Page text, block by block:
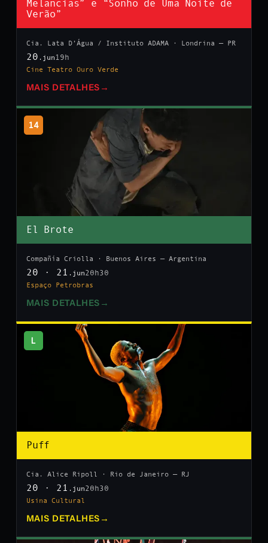
Melancias” e “Sonho de Uma Noite de
Verão”
Cia. Lata D’Água / Instituto ADAMA · Londrina — PR
20 .jun 19h
Cine Teatro Ouro Verde
MAIS DETALHES →
14
El Brote
Compañía Criolla · Buenos Aires — Argentina
20 · 21 .jun20h30
Espaço Petrobras
MAIS DETALHES →
L
Puff
Cia. Alice Ripoll · Rio de Janeiro — RJ
20 · 21 .jun20h30
Usina Cultural
MAIS DETALHES →